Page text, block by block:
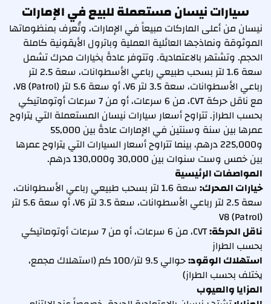
سيارات نيسان مستعملة للبيع في الإمارات
نيسان من أعلى الماركات مبيعاً في الإمارات، وتُعرف بمنظوماتها
الموثوقة ونماذجها العائلية العملية وباترول الأيقونية كاملة
الحجم. وتشتهر بالاعتمادية. وتتوفر عادةً بخيارات محرك تشمل
سعة 1.6 لتر بسحب طبيعي رباعي الأسطوانات، سعة 2.5 لتر
رباعي الأسطوانات، سعة 3.5 لتر V6، أو سعة 5.6 لتر V8 (Patrol)،
مع ناقل حركة CVT، من 6 سرعات، أو من 7 سرعات أوتوماتيكي
بحسب الطراز. تتراوح أسعار سيارات نيسان المستعملة التي يتراوح
عمرها بين سنة وسنتين في الإمارات عادةً بين 55,000
و225,000 درهم، بينما تتراوح أسعار السيارات التي يتراوح عمرها
بين خمس وست سنوات بين 30,000 و130,000 درهم.
المواصفات الرئيسية
خيارات المحرك:
سعة 1.6 لتر بسحب طبيعي رباعي الأسطوانات،
سعة 2.5 لتر رباعي الأسطوانات، سعة 3.5 لتر V6، أو سعة 5.6 لتر
V8 (Patrol)
ناقل الحركة:
CVT، من 6 سرعات، أو من 7 سرعات أوتوماتيكي
بحسب الطراز
استهلاك الوقود:
حوالي 9.5 لتر/100 كم (استهلاك مجمع،
يختلف بحسب الطراز)
المزايا والعيوب